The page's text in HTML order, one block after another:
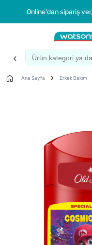
Online'dan sipariş
Ana Sayfa Erkek Bakım